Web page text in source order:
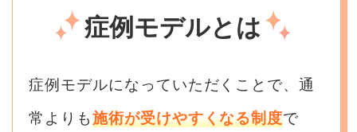
症例モデルとは
症例モデルになっていただくことで、通
常よりも施術が受けやすくなる制度で